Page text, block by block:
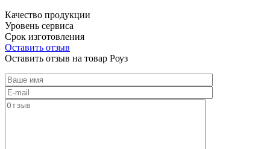
Качество продукции
Уровень сервиса
Срок изготовления
Оставить отзыв
Оставить отзыв на товар Роуз